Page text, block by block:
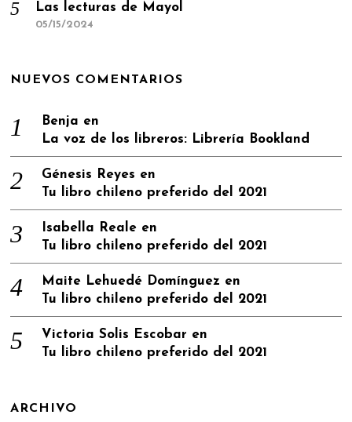
Las lecturas de Mayol
05/15/2024
NUEVOS COMENTARIOS
Benja en
La voz de los libreros: Librería Bookland
Génesis Reyes en
Tu libro chileno preferido del 2021
Isabella Reale en
Tu libro chileno preferido del 2021
Maite Lehuedé Domínguez en
Tu libro chileno preferido del 2021
Victoria Solis Escobar en
Tu libro chileno preferido del 2021
ARCHIVO